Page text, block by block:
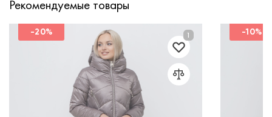
Рекомендуемые товары
-20% -10%